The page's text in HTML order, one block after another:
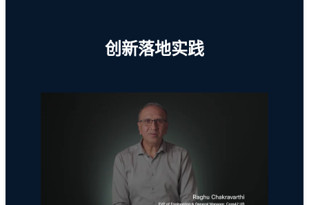
创新落地实践